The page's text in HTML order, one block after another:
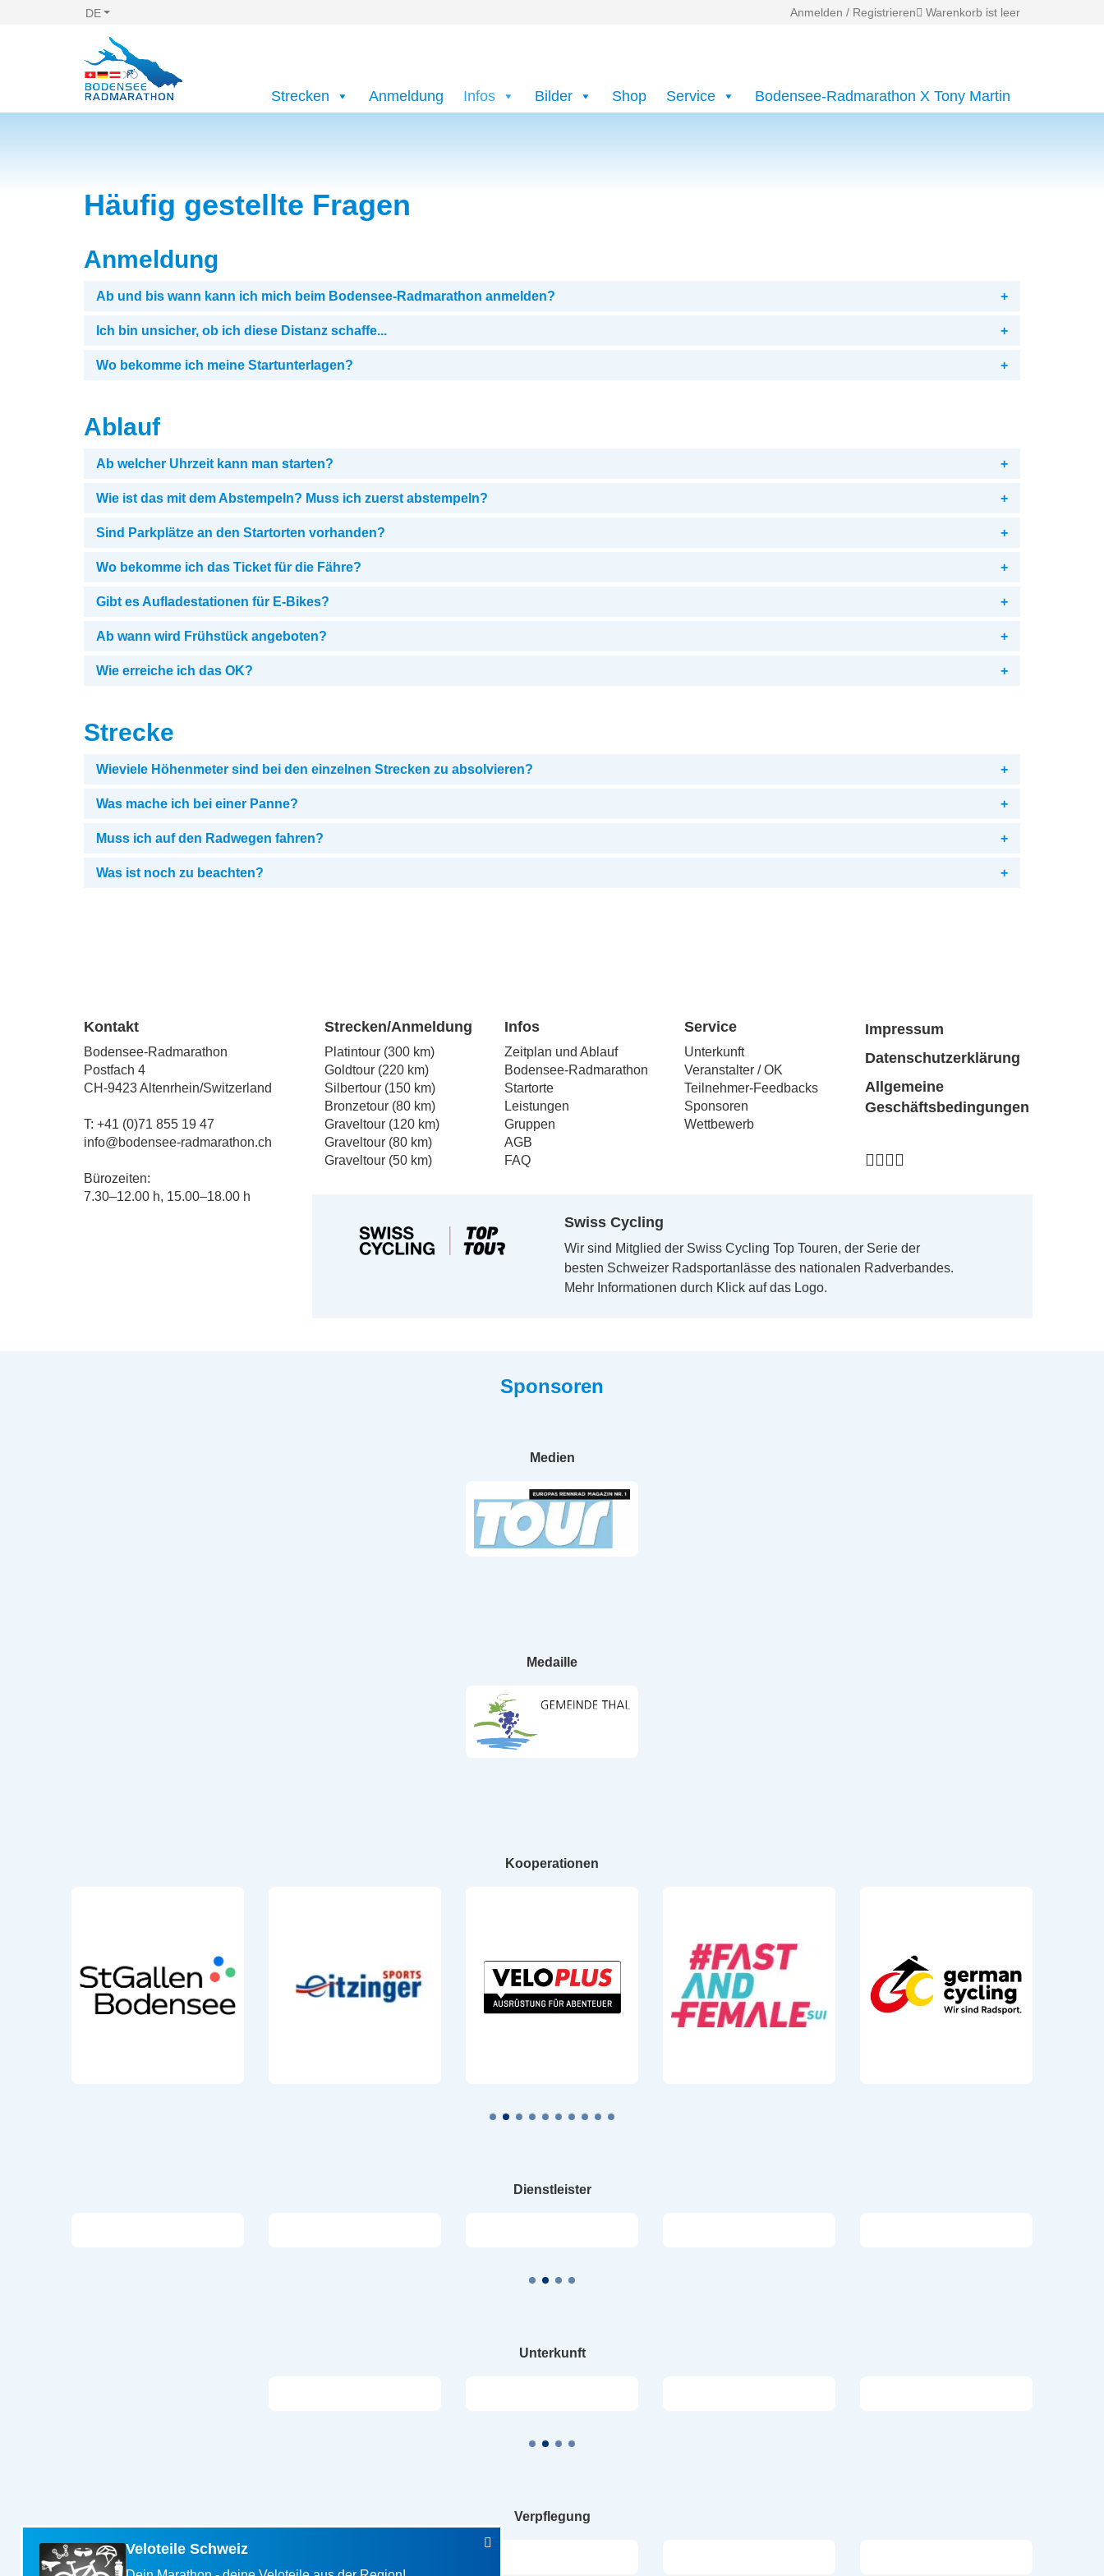
DE Anmelden / Registrieren Warenkorb ist leer
Strecken Anmeldung Infos Bilder Shop Service Bodensee-Radmarathon X Tony Martin
Häufig gestellte Fragen
Anmeldung
+
Ab und bis wann kann ich mich beim Bodensee-Radmarathon anmelden?
+
Ich bin unsicher, ob ich diese Distanz schaffe...
+
Wo bekomme ich meine Startunterlagen?
Ablauf
+
Ab welcher Uhrzeit kann man starten?
+
Wie ist das mit dem Abstempeln? Muss ich zuerst abstempeln?
+
Sind Parkplätze an den Startorten vorhanden?
+
Wo bekomme ich das Ticket für die Fähre?
+
Gibt es Aufladestationen für E-Bikes?
+
Ab wann wird Frühstück angeboten?
+
Wie erreiche ich das OK?
Strecke
+
Wieviele Höhenmeter sind bei den einzelnen Strecken zu absolvieren?
+
Was mache ich bei einer Panne?
+
Muss ich auf den Radwegen fahren?
+
Was ist noch zu beachten?
Veloteile Schweiz
Kontakt
Bodensee-Radmarathon
Postfach 4
CH-9423 Altenrhein/Switzerland
T: +41 (0)71 855 19 47
info@bodensee-radmarathon.ch
Bürozeiten:
7.30–12.00 h, 15.00–18.00 h
Strecken/Anmeldung
Platintour (300 km)
Goldtour (220 km)
Silbertour (150 km)
Bronzetour (80 km)
Graveltour (120 km)
Graveltour (80 km)
Graveltour (50 km)
Infos
Zeitplan und Ablauf
Bodensee-Radmarathon
Startorte
Leistungen
Gruppen
AGB
FAQ
Service
Unterkunft
Veranstalter / OK
Teilnehmer-Feedbacks
Sponsoren
Wettbewerb
Impressum
Datenschutzerklärung
Allgemeine
Geschäftsbedingungen
Swiss Cycling
Wir sind Mitglied der Swiss Cycling Top Touren, der Serie der
besten Schweizer Radsportanlässe des nationalen Radverbandes.
Mehr Informationen durch Klick auf das Logo.
Sponsoren
Medien
Medaille
Kooperationen
Dienstleister
Unterkunft
Verpflegung